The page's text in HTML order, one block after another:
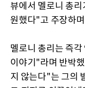
뷰에서 멜로니 총
원했다"고 주장하
멜로니 총리는 즉
이야기"라며 반박
지 않는다"는 그의